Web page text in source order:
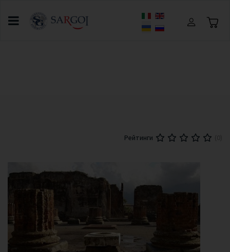
Оберіть свою мову
Рейтинги